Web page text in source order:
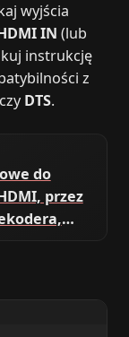
wyjścia
IN (lub
instrukcję
z
DTS.
do
przez